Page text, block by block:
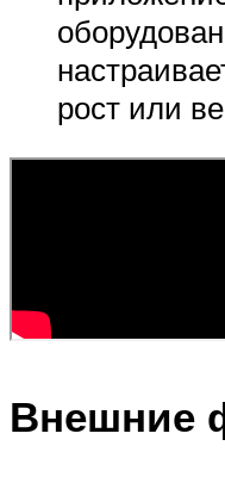
рост или
Внешние